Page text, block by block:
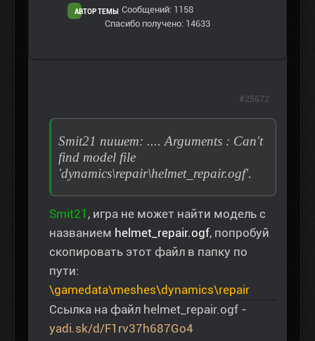
АВТОР ТЕМЫ
Сообщений: 1158
Спасибо получено: 14633
Smit21 пишет: .... Arguments : Can't
find model file
'dynamics\repair\helmet_repair.ogf'.
Smit21 , игра не может найти модель с
названием helmet_repair.ogf, попробуй
скопировать этот файл в папку по
пути:
\gamedata\meshes\dynamics\repair
Ссылка на файл helmet_repair.ogf -
yadi.sk/d/F1rv37h687Go4
#25672